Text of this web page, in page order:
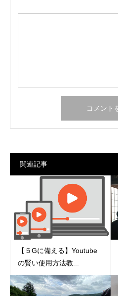
関連記事
【５Gに備える】Youtube
の賢い使用方法教...